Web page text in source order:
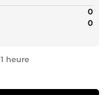
0
0
1 heure